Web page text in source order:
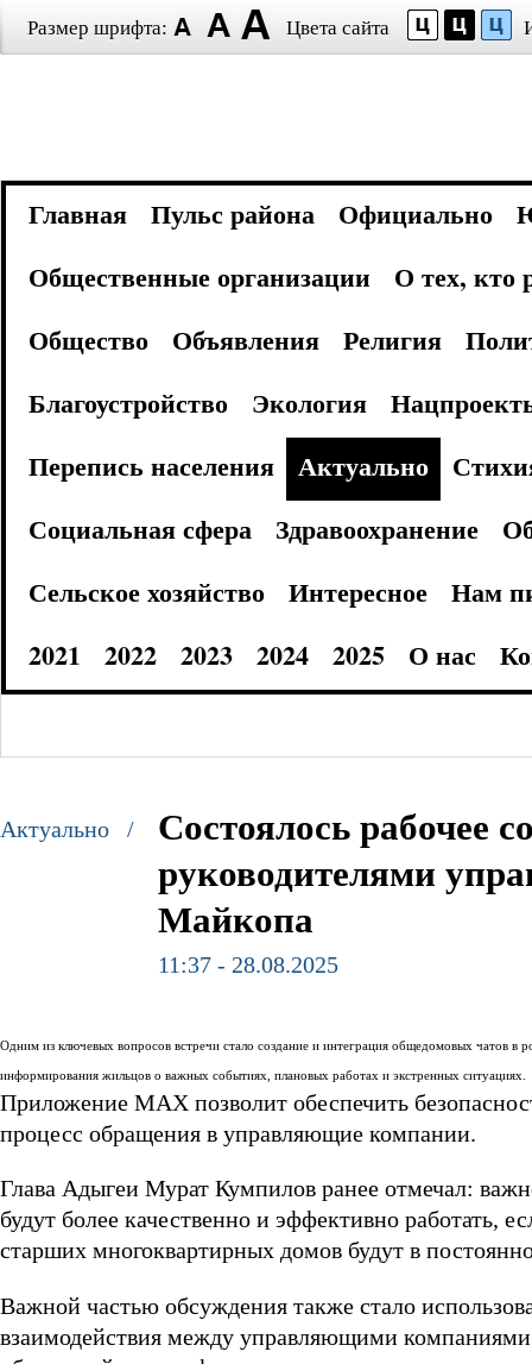
Размер шрифта: Цвета сайта
Главная Пульс района Официально
Общественные организации
О тех, кто
Общество
Объявления Религия
Благоустройство
Экология
Перепись населения
Актуально
Социальная сфера
Здравоохранение
Сельское хозяйство
Интересное
Нам
2021
2022 2023 2024 2025 О нас
Актуально /
Состоялось рабочее
руководителями
Майкопа
11:37 - 28.08.2025
Одним из ключевых вопросов встречи стало создание и интеграция общедомовых чатов
информирования жильцов о важных событиях, плановых работах и экстренных ситуациях.
Приложение МАХ позволит обеспечить
процесс обращения в управляющие компании.
Глава Адыгеи Мурат Кумпилов ранее отмечал:
будут более качественно и эффективно
старших многоквартирных домов будут в
Важной частью обсуждения также стало
взаимодействия между управляющими